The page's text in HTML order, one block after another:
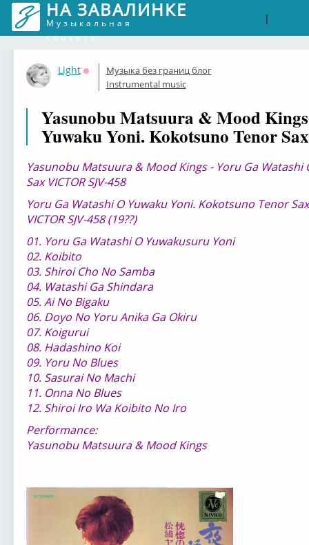
НА ЗАВАЛИНКЕ
Музыкальная
соцсеть
|
Light
Оффлайн
Музыка без границ блог
Instrumental music
Yasunobu Matsuura & Mood
Yuwaku Yoni. Kokotsuno Tenor
Yasunobu Matsuura & Mood Kings - Yoru Ga Watashi
Sax VICTOR SJV-458
Yoru Ga Watashi O Yuwaku Yoni. Kokotsuno Tenor Sax
VICTOR SJV-458 (19??)
01. Yoru Ga Watashi O Yuwakusuru Yoni
02. Koibito
03. Shiroi Cho No Samba
04. Watashi Ga Shindara
05. Ai No Bigaku
06. Doyo No Yoru Anika Ga Okiru
07. Koigurui
08. Hadashino Koi
09. Yoru No Blues
10. Sasurai No Machi
11. Onna No Blues
12. Shiroi Iro Wa Koibito No Iro
Performance:
Yasunobu Matsuura & Mood Kings